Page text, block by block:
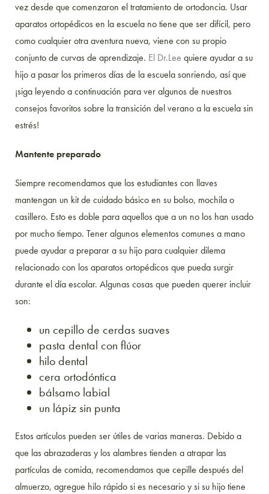
vez desde que comenzaron el tratamiento de ortodoncia. Usar
aparatos ortopédicos en la escuela no tiene que ser difícil, pero
como cualquier otra aventura nueva, viene con su propio
conjunto de curvas de aprendizaje. El Dr.Lee quiere ayudar a su
hijo a pasar los primeros días de la escuela sonriendo, así que
¡siga leyendo a continuación para ver algunos de nuestros
consejos favoritos sobre la transición del verano a la escuela sin
estrés!
Mantente preparado
Siempre recomendamos que los estudiantes con llaves
mantengan un kit de cuidado básico en su bolso, mochila o
casillero. Esto es doble para aquellos que a un no los han usado
por mucho tiempo. Tener algunos elementos comunes a mano
puede ayudar a preparar a su hijo para cualquier dilema
relacionado con los aparatos ortopédicos que pueda surgir
durante el día escolar. Algunas cosas que pueden querer incluir
son:
un cepillo de cerdas suaves
pasta dental con flúor
hilo dental
cera ortodóntica
bálsamo labial
un lápiz sin punta
Estos artículos pueden ser útiles de varias maneras. Debido a
que las abrazaderas y los alambres tienden a atrapar las
partículas de comida, recomendamos que cepille después del
almuerzo, agregue hilo rápido si es necesario y si su hijo tiene